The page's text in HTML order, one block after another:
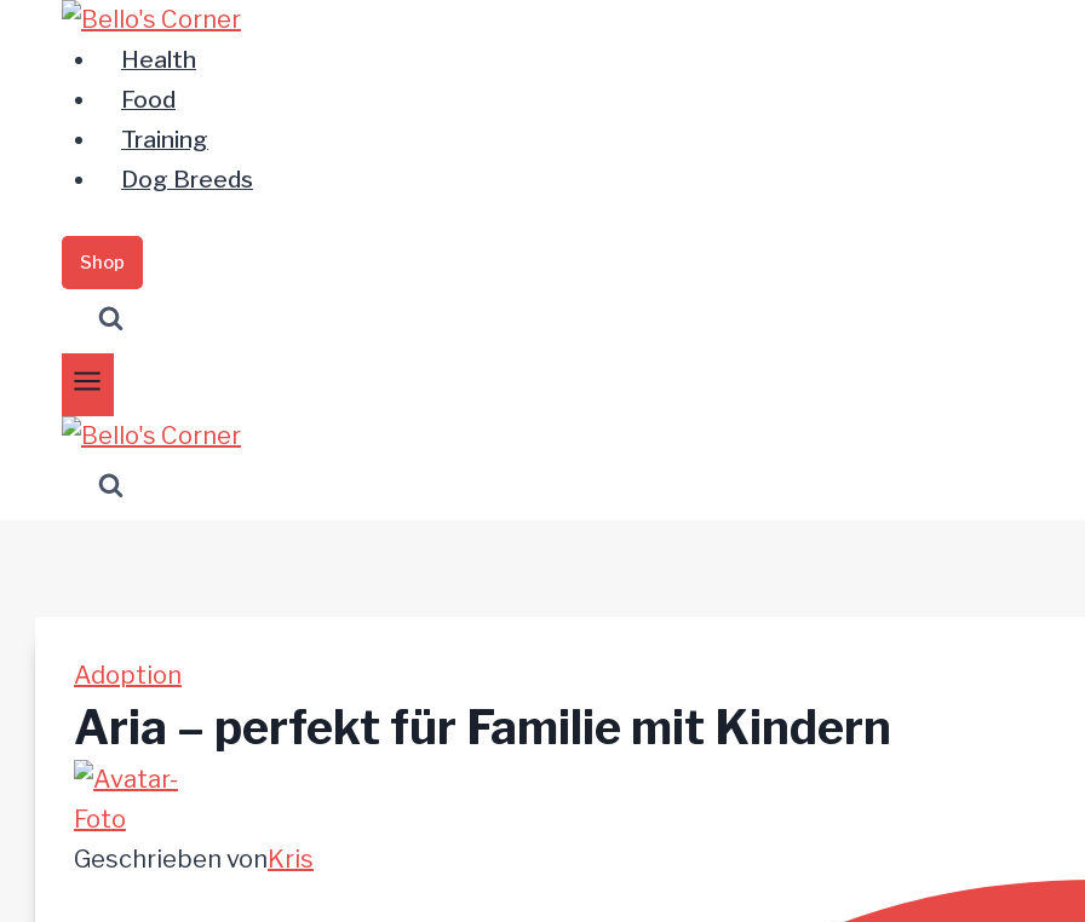
springen
Health
Food
Training
Dog Breeds
Shop
Adoption
Aria – perfekt für Familie mit Kindern
Geschrieben vonKris